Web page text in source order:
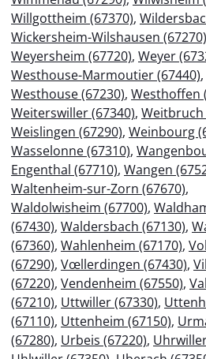
Willgottheim (67370),
Wickersheim-Wilshausen (67270)
Weyersheim (67720), Weyer
Westhouse-Marmoutier (67440),
Westhouse (67230), Westhoffen
Weiterswiller (67340), Weitbruch
Weislingen (67290), Weinbourg
Wasselonne (67310),
Engenthal (67710), Wangen
Waltenheim-sur-Zorn (67670),
Waldolwisheim (67700),
(67430), Waldersbach (67130),
(67360), Wahlenheim (67170),
(67290), Vœllerdingen (67430),
(67220), Vendenheim (67550),
(67210), Uttwiller (67330),
(67110), Uttenheim (67150),
(67280), Urbeis (67220),